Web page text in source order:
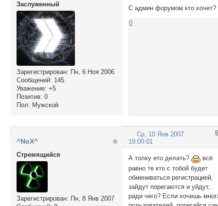
Заслуженный
Зарегистрирован: Пн, 6 Ноя 2006
Сообщений: 145
Уважение: +5
Позитив: 0
Пол: Мужской
С админ форумом кто хочет?
0
5
Ср, 10 Янв 2007
19:00:01
^NoX^
Стремящийся
Зарегистрирован: Пн, 8 Янв 2007
А толку ето делать?
всё
равно те кто с тобой будет
обмениваться регистрацией,
зайдут порегаются и уйдут,
ради чего? Если хочешь